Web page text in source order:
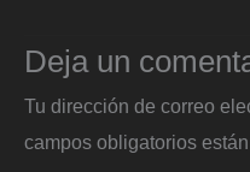
Deja un
Tu dirección de correo
campos obligatorios